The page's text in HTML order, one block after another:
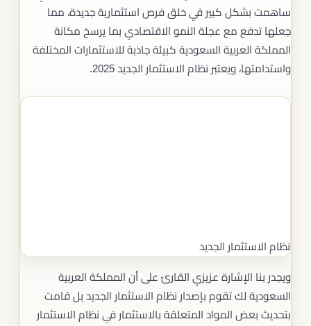
ساهمت بشكل كبير في خلق فرص استثمارية جديدة، مما
جعلها تدفع مع عجلة النمو الاقتصادي بما يرسخ مكانة
المملكة العربية السعودية كبيئة جاذبة للاستثمارات المختلفة
واستدامتها، ويعتبر نظام الاستثمار الجديد 2025.
نظام الاستثمار الجديد
ويجدر بنا الإشارة عزيزي القارئ على أن المملكة العربية
السعودية لك تقوم بإصدار نظام الاستثمار الجديد بل قامت
بتحديث بعض المواد المتعلقة بالاستثمار في نظام الاستثمار